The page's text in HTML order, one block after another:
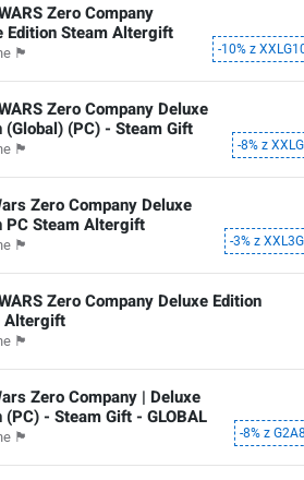
Zero Company
Edition Steam Altergift
🏴 -10% z
Zero Company Deluxe
(Global) (PC) - Steam Gift
🏴 -8% z
Zero Company Deluxe
PC Steam Altergift
🏴 -3% z
Zero Company Deluxe Edition
Altergift
🏴
Zero Company | Deluxe
(PC) - Steam Gift - GLOBAL
🏴 -8% z